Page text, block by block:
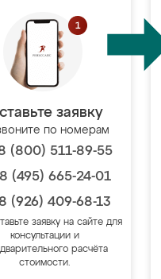
заявку
по номерам
(800) 511-89-55
8 (495) 665-24-01
(926) 409-68-13
заявку на сайте для
консультации и
расчёта
стоимости.